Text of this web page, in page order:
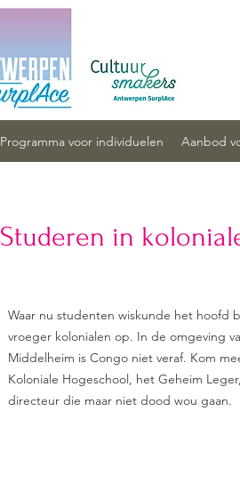
Programma voor individuelen Aanbod
Studeren in
Waar nu studenten wiskunde het hoofd
vroeger kolonialen op. In de omgeving
Middelheim is Congo niet veraf. Kom
Koloniale Hogeschool, het Geheim
directeur die maar niet dood wou gaan.